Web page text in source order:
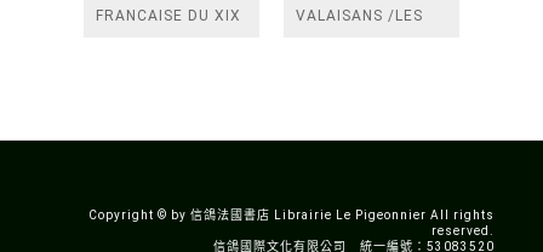
FRANCAISE DU XIX
VALAISANS /LES
Copyright © by 信鴿法國書店 Librairie Le Pigeonnier All rights
reserved.
信鴿國際文化有限公司 統一編號：53083520